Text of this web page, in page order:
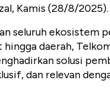
Kamis (28/8/2025).
seluruh ekosistem
hingga daerah,
solusi
dan relevan